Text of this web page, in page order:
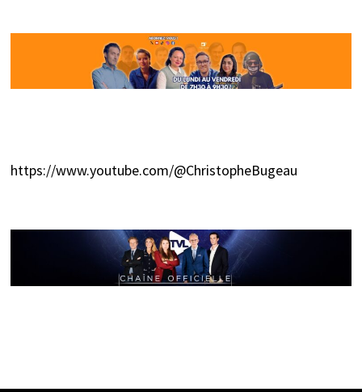
https://www.youtube.com/@ChristopheBugeau